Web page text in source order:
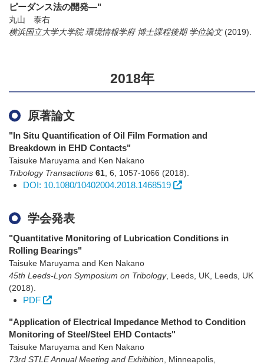
ピーダンス法の開発―"
丸山 泰右
横浜国立大学大学院 環境情報学府 博士課程後期 学位論文 (2019)
2018年
原著論文
"In Situ Quantification of Oil Film Formation and
Breakdown in EHD Contacts"
Taisuke Maruyama and Ken Nakano
Tribology Transactions 61 6 1057-1066 (2018)
DOI: 10.1080/10402004.2018.1468519
学会発表
"Quantitative Monitoring of Lubrication Conditions in
Rolling Bearings"
Taisuke Maruyama and Ken Nakano
45th Leeds-Lyon Symposium on Tribology, Leeds, UK Leeds, UK
(2018)
PDF
"Application of Electrical Impedance Method to Condition
Monitoring of Steel/Steel EHD Contacts"
Taisuke Maruyama and Ken Nakano
73rd STLE Annual Meeting and Exhibition
Minneapolis,